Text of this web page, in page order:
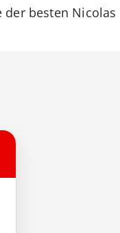
der besten Nicolas